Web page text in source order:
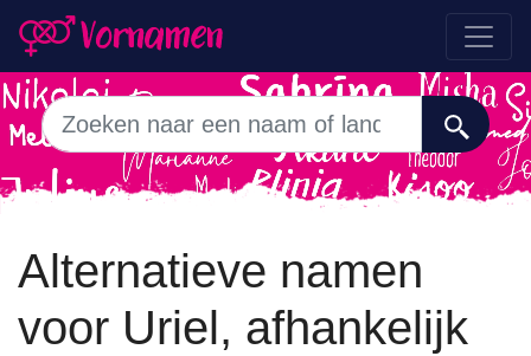
Alternatieve namen
voor Uriel, afhankelijk